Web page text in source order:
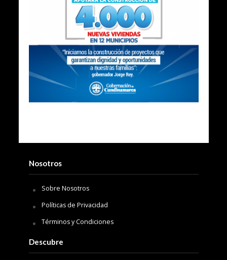
Nosotros
Sobre Nosotros
Políticas de Privacidad
Términos y Condiciones
Descubre